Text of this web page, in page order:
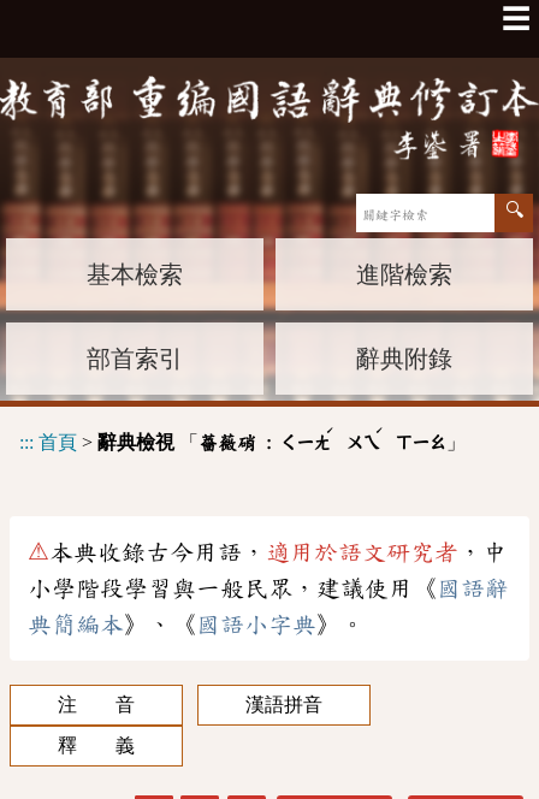
☰
基本檢索 進階檢索
部首索引 辭典附錄
::: 首頁 > 辭典檢視「 薔薇硝 : ㄑㄧㄤ
ˊ
ㄨㄟ
ˊ
ㄒㄧㄠ 」
⚠本典收錄古今用語， 適用於語文研究者 ，中
小學階段學習與一般民眾，建議使用《 國語辭
典簡編本》、《 國語小字典》。
注 音
漢語拼音
釋 義